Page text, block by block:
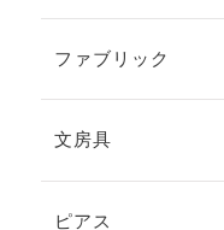
ファブリック
文房具
ピアス